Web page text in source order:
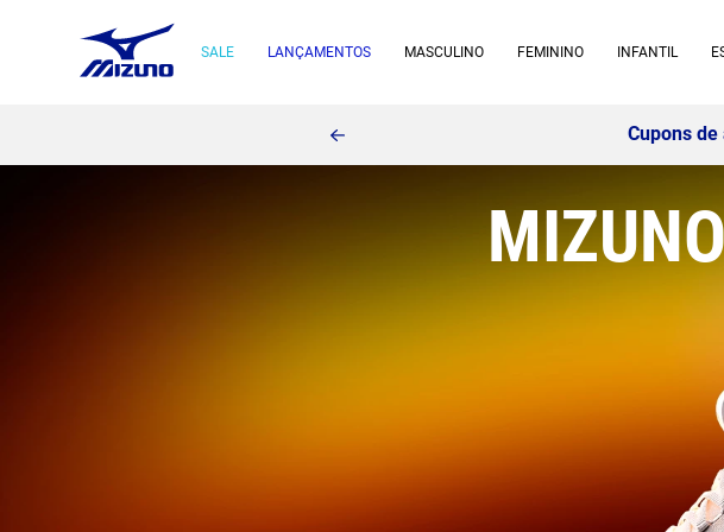
SALE LANÇAMENTOS MASCULINO FEMININO INFANTIL